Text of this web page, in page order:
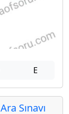
E
Sınavı